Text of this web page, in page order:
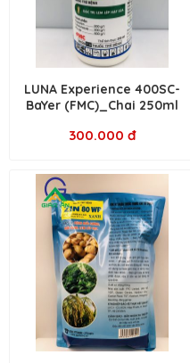
LUNA Experience 400SC-
BaYer (FMC)_Chai 250ml
300.000 đ